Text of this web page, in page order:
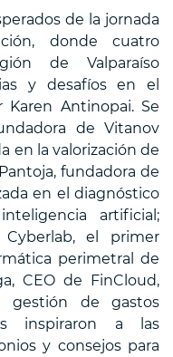
de la jornada
donde cuatro
de Valparaíso
y desafíos en el
Karen Antinopai. Se
de Vitanov
en la valorización de
fundadora de
en el diagnóstico
artificial;
Cyberlab, el primer
perimetral de
CEO de FinCloud,
gestión de gastos
inspiraron a las
y consejos para